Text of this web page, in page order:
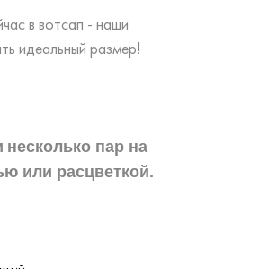
в вотсап - наши
идеальный размер!
несколько пар на
или расцветкой.